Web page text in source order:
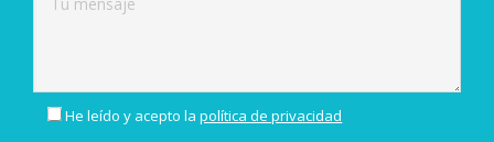
He leído y acepto lapolítica de privacidad